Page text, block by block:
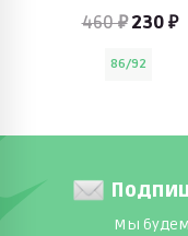
460 ₽ 230 ₽
86/92
Мы будем